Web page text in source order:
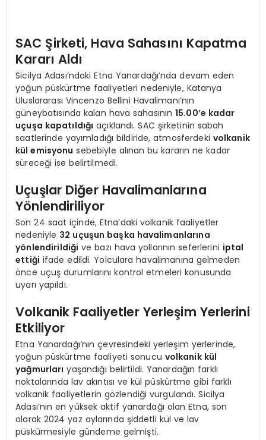
SAC Şirketi, Hava Sahasını Kapatma
Kararı Aldı
Sicilya Adası’ndaki Etna Yanardağı’nda devam eden
yoğun püskürtme faaliyetleri nedeniyle, Katanya
Uluslararası Vincenzo Bellini Havalimanı’nın
güneybatısında kalan hava sahasının15.00’e kadar
uçuşa kapatıldığı açıklandı. SAC şirketinin sabah
saatlerinde yayımladığı bildiride, atmosferdeki volkanik
kül emisyonu sebebiyle alınan bu kararın ne kadar
süreceği ise belirtilmedi.
Uçuşlar Diğer Havalimanlarına
Yönlendiriliyor
Son 24 saat içinde, Etna’daki volkanik faaliyetler
nedeniyle 32 uçuşun başka havalimanlarına
yönlendirildiği ve bazı hava yollarının seferlerini iptal
ettiği ifade edildi. Yolculara havalimanına gelmeden
önce uçuş durumlarını kontrol etmeleri konusunda
uyarı yapıldı.
Volkanik Faaliyetler Yerleşim Yerlerini
Etkiliyor
Etna Yanardağı’nın çevresindeki yerleşim yerlerinde,
yoğun püskürtme faaliyeti sonucu volkanik kül
yağmurları yaşandığı belirtildi. Yanardağın farklı
noktalarında lav akıntısı ve kül püskürtme gibi farklı
volkanik faaliyetlerin gözlendiği vurgulandı. Sicilya
Adası’nın en yüksek aktif yanardağı olan Etna, son
olarak 2024 yaz aylarında şiddetli kül ve lav
püskürmesiyle gündeme gelmişti.